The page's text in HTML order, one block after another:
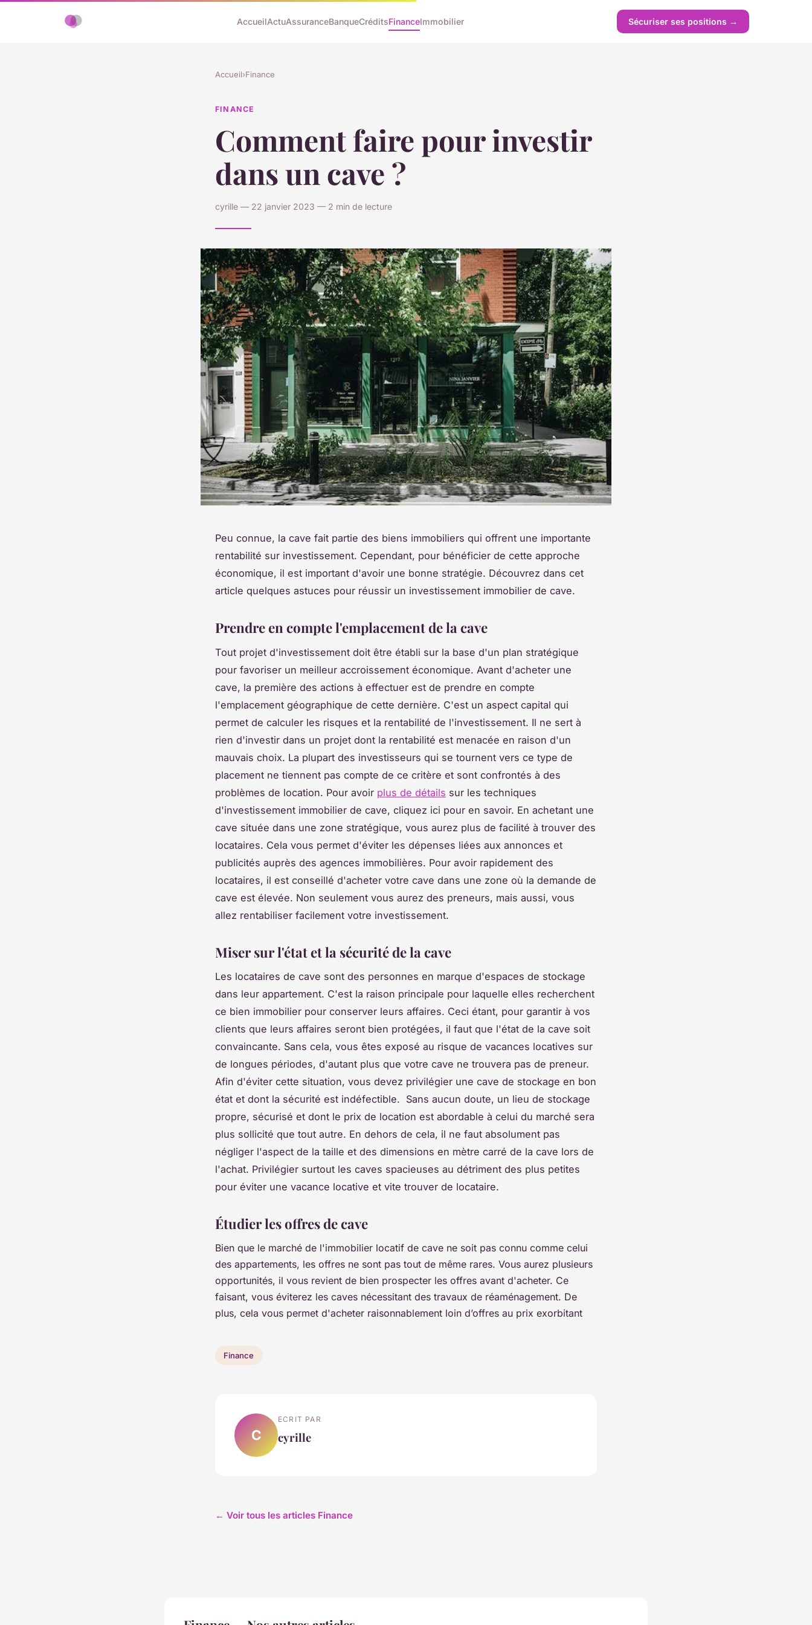
AccueilActuAssuranceBanqueCréditsFinanceImmobilier Sécuriser ses positions →
Accueil›Finance
FINANCE
Comment faire pour investir
dans un cave ?
cyrille — 22 janvier 2023 — 2 min de lecture
Peu connue, la cave fait partie des biens immobiliers qui offrent une importante
rentabilité sur investissement. Cependant, pour bénéficier de cette approche
économique, il est important d'avoir une bonne stratégie. Découvrez dans cet
article quelques astuces pour réussir un investissement immobilier de cave.
Prendre en compte l'emplacement de la cave
Tout projet d'investissement doit être établi sur la base d'un plan stratégique
pour favoriser un meilleur accroissement économique. Avant d'acheter une
cave, la première des actions à effectuer est de prendre en compte
l'emplacement géographique de cette dernière. C'est un aspect capital qui
permet de calculer les risques et la rentabilité de l'investissement. Il ne sert à
rien d'investir dans un projet dont la rentabilité est menacée en raison d'un
mauvais choix. La plupart des investisseurs qui se tournent vers ce type de
placement ne tiennent pas compte de ce critère et sont confrontés à des
problèmes de location. Pour avoir plus de détails sur les techniques
d'investissement immobilier de cave, cliquez ici pour en savoir. En achetant une
cave située dans une zone stratégique, vous aurez plus de facilité à trouver des
locataires. Cela vous permet d'éviter les dépenses liées aux annonces et
publicités auprès des agences immobilières. Pour avoir rapidement des
locataires, il est conseillé d'acheter votre cave dans une zone où la demande de
cave est élevée. Non seulement vous aurez des preneurs, mais aussi, vous
allez rentabiliser facilement votre investissement.
Miser sur l'état et la sécurité de la cave
Les locataires de cave sont des personnes en marque d'espaces de stockage
dans leur appartement. C'est la raison principale pour laquelle elles recherchent
ce bien immobilier pour conserver leurs affaires. Ceci étant, pour garantir à vos
clients que leurs affaires seront bien protégées, il faut que l'état de la cave soit
convaincante. Sans cela, vous êtes exposé au risque de vacances locatives sur
de longues périodes, d'autant plus que votre cave ne trouvera pas de preneur.
Afin d'éviter cette situation, vous devez privilégier une cave de stockage en bon
état et dont la sécurité est indéfectible. Sans aucun doute, un lieu de stockage
propre, sécurisé et dont le prix de location est abordable à celui du marché sera
plus sollicité que tout autre. En dehors de cela, il ne faut absolument pas
négliger l'aspect de la taille et des dimensions en mètre carré de la cave lors de
l'achat. Privilégier surtout les caves spacieuses au détriment des plus petites
pour éviter une vacance locative et vite trouver de locataire.
Étudier les offres de cave
Bien que le marché de l'immobilier locatif de cave ne soit pas connu comme celui
des appartements, les offres ne sont pas tout de même rares. Vous aurez plusieurs
opportunités, il vous revient de bien prospecter les offres avant d'acheter. Ce
faisant, vous éviterez les caves nécessitant des travaux de réaménagement. De
plus, cela vous permet d'acheter raisonnablement loin d’offres au prix exorbitant
Finance
C
ECRIT PAR
cyrille
← Voir tous les articles Finance